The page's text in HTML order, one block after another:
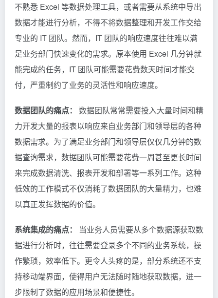
不熟悉 Excel 等数据处理工具，或者需要从系统中导出
数据才能进行分析，不得不将数据整理和开发工作交给
专业的 IT 团队。然而，IT 团队的响应速度往往难以满
足业务部门快速变化的需求。原本使用 Excel 几分钟就
能完成的任务，IT 团队可能需要花费数天时间才能交
付，严重制约了业务的灵活性和响应速度。
数据团队的痛点：
数据团队常常需要投入大量时间和精
力开发大量的报表以响应来自业务部门和领导层的各种
数据需求。为了满足业务部门和领导层仅仅几分钟的数
据查询需求，数据团队可能需要花费一周甚至更长时间
来完成数据清洗、报表开发和部署等一系列工作。这种
低效的工作模式不仅消耗了数据团队的大量精力，也难
以真正发挥数据的价值。
系统集成的痛点：
当业务人员需要从多个数据源获取数
据进行分析时，往往需要登录多个不同的业务系统，操
作繁琐，效率低下。更令人头疼的是，部分系统还不支
持移动端界面，使得用户无法随时随地获取数据，进一
步限制了数据的应用场景和便捷性。